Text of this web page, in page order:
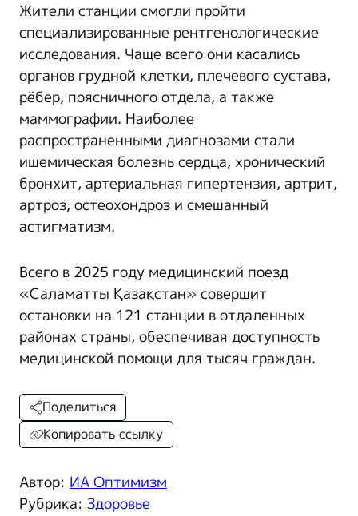
Жители станции смогли пройти
специализированные рентгенологические
исследования. Чаще всего они касались
органов грудной клетки, плечевого сустава,
рёбер, поясничного отдела, а также
маммографии. Наиболее
распространенными диагнозами стали
ишемическая болезнь сердца, хронический
бронхит, артериальная гипертензия, артрит,
артроз, остеохондроз и смешанный
астигматизм.
Всего в 2025 году медицинский поезд
«Саламатты Қазақстан» совершит
остановки на 121 станции в отдаленных
районах страны, обеспечивая доступность
медицинской помощи для тысяч граждан.
Автор: ИА Оптимизм
Рубрика: Здоровье
Поделиться
Копировать ссылку